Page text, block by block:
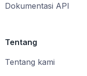
Dokumentasi API
Tentang
Tentang kami